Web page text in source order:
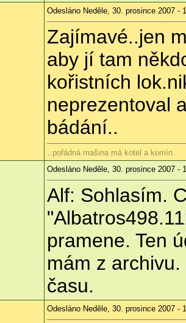
Odesláno Neděle, 30. prosince 2007 -
Zajímavé..jen
aby jí tam
kořistních
neprezentoval
bádání..
..pořádná mašina má kotel a komín..
Odesláno Neděle, 30. prosince 2007 -
Alf: Sohlasím.
pramene. Ten
mám z
času.
Odesláno Neděle, 30. prosince 2007 -